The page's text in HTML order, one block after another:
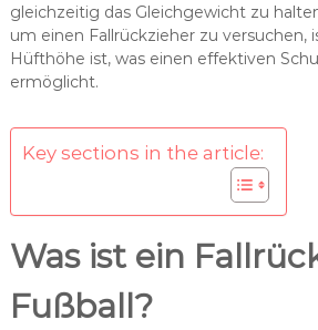
gleichzeitig das Gleichgewicht zu
um einen Fallrückzieher zu versuchen,
Hüfthöhe ist, was einen effektiven
ermöglicht.
Key sections in the article:
Was ist ein
Fußball?